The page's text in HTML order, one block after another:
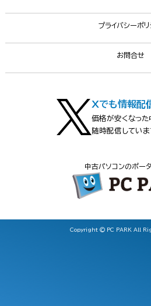
プライバシーポリ
お問合せ
Xでも情報配
価格が安くなっ
随時配信していま
中古パソコンのポー
Copyright © PC PARK All